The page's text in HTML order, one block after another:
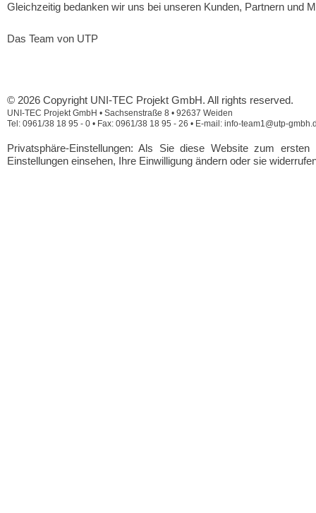
Gleichzeitig bedanken wir uns bei unseren Kunden, Partnern und
Das Team von UTP
© 2026 Copyright UNI-TEC Projekt GmbH. All rights reserved.
UNI-TEC Projekt GmbH • Sachsenstraße 8 • 92637 Weiden
Tel: 0961/38 18 95 - 0 • Fax: 0961/38 18 95 - 26 • E-mail: info-team1@utp-
Privatsphäre-Einstellungen: Als Sie diese Website zum
Einstellungen einsehen, Ihre Einwilligung ändern oder sie